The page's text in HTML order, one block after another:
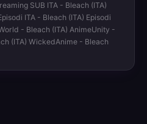
SUB ITA - Bleach (ITA)
ITA - Bleach (ITA) Episodi
- Bleach (ITA) AnimeUnity -
(ITA) WickedAnime - Bleach